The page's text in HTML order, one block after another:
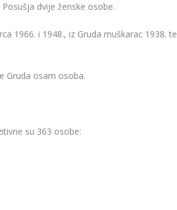
dvije ženske osobe.
1966. i 1948., iz Gruda muškarac 1938. te
Gruda osam osoba.
su 363 osobe: